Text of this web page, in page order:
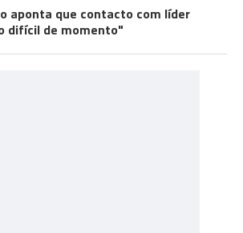
aponta que contacto com líder
difícil de momento"